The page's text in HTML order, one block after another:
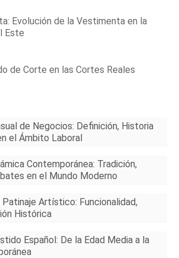
Evolución de la Vestimenta en la
Este
de Corte en las Cortes Reales
de Negocios: Definición, Historia
el Ámbito Laboral
Contemporánea: Tradición,
en el Mundo Moderno
Artístico: Funcionalidad,
Histórica
Español: De la Edad Media a la